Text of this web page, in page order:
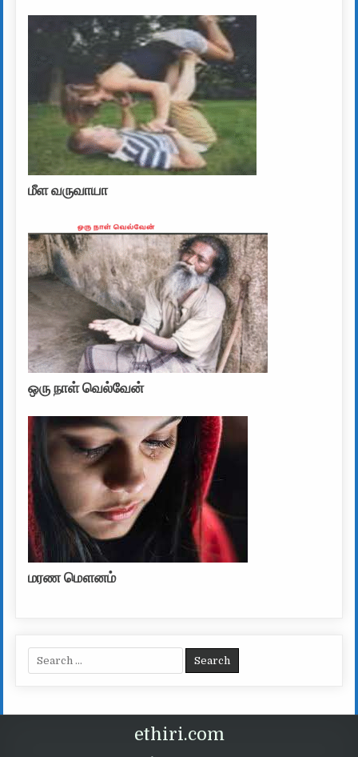
மீள வருவாயா
ஒரு நாள் வெல்வேன்
மரண மௌனம்
Search for:
ethiri.com